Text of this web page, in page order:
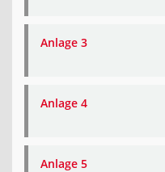
Anlage 3
Anlage 4
Anlage 5